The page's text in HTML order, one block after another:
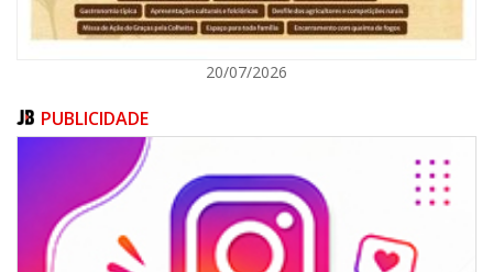
20/07/2026
PUBLICIDADE